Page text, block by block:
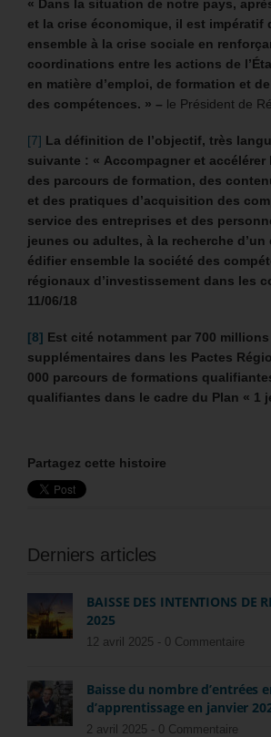
« Dans la situation de notre pays,
et la crise économique, il est impératif
ensemble à la crise sociale en
coordinations entre les actions de
en matière d’emploi, de formation et
des compétences. » – le Président de
[7] La définition de l’objectif, très
suivante : « Accompagner et
des parcours de formation, des
et des pratiques d’acquisition des
service des entreprises et des
jeunes ou adultes, à la recherche
édifier ensemble la société des
régionaux d’investissement dans les
11/06/18
[8] Est cité notamment par 700 millions
supplémentaires dans les Pactes
000 parcours de formations
qualifiantes dans le cadre du Plan « 1
Partagez cette histoire
Derniers articles
BAISSE DES INTENTIONS DE
2025
12 avril 2025 - 0 Commentaire
Baisse du nombre d’entrées
d’apprentissage en janvier
2 avril 2025 - 0 Commentaire